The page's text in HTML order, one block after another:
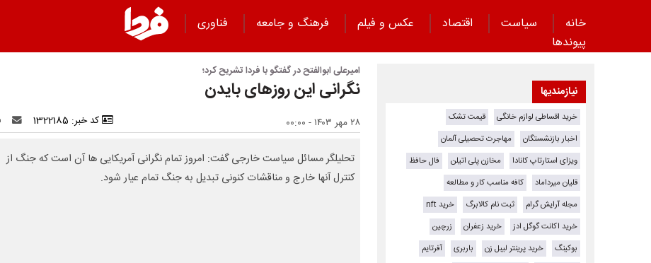
خانه سیاست اقتصاد عکس و فیلم فرهنگ و جامعه
فناوری
پیوند‌ها
امیرعلی ابوالفتح در گفتگو با فردا تشریح کرد؛
نگرانی این روزهای بایدن
۲۸ مهر ۱۴۰۳ - ۰۰:۰۰ کد خبر: 1322185
تحلیلگر مسائل سیاست خارجی گفت: امروز تمام نگرانی آمریکایی ها آن است که جنگ از
کنترل آنها خارج و مناقشات کنونی تبدیل به جنگ تمام عیار شود.
نیازمندیها
خرید اقساطی لوازم خانگی
قیمت تشک
اخبار بازنشستگان
مهاجرت تحصیلی آلمان
ویزای استارتاپ کانادا
مخازن پلی اتیلن
فال حافظ
قلیان میرداماد
کافه مناسب کار و مطالعه
مجله آرایش گرام
ثبت نام کالابرگ
خرید nft
خرید اکانت گوگل ادز
خرید زعفران
زرچین
بوکینگ
خرید پرینتر لیبل زن باربری
آفرتایم